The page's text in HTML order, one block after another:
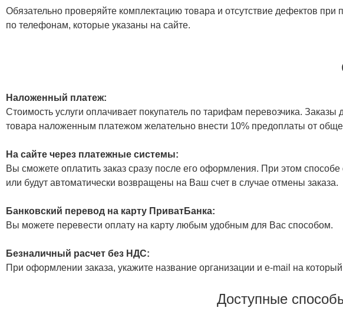
Обязательно проверяйте комплектацию товара и отсутствие дефектов
по телефонам, которые указаны на сайте.
Наложенный платеж:
Стоимость услуги оплачивает покупатель по тарифам перевозчика. Заказы
товара наложенным платежом желательно внести 10% предоплаты от
На сайте через платежные системы:
Вы сможете оплатить заказ сразу после его оформления. При этом
или будут автоматически возвращены на Ваш счет в случае отмены заказа.
Банковский перевод на карту ПриватБанка:
Вы можете перевести оплату на карту любым удобным для Вас способом.
Безналичный расчет без НДС:
При оформлении заказа, укажите название организации и e-mail на
Доступные